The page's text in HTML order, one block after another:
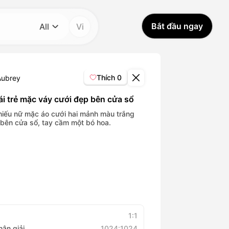
All
Avatar Video
Pet Video
Vi Bắt đầu ngay
Thích 0
trẻ mặc váy cưới đẹp bên cửa sổ
nữ mặc áo cưới hai mảnh màu trắng
cửa sổ, tay cầm một bó hoa.
1:1